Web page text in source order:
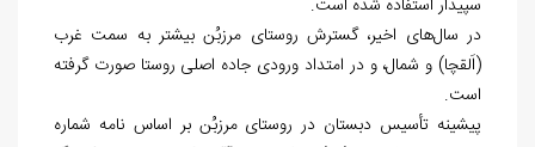
سپیدار استفاده شده است.
در سال‌های اخیر، گسترش روستای مرزبُن بیشتر به سمت غرب
(اَلقچا) و شمال، و در امتداد ورودی جاده اصلی روستا صورت گرفته
است.
پیشینه تأسیس دبستان در روستای مرزبُن بر اساس نامه شماره